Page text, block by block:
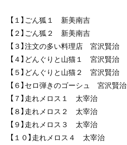
【１】ごん狐１ 新美南吉
【２】ごん狐２ 新美南吉
【３】注文の多い料理店 宮沢賢治
【４】どんぐりと山猫１ 宮沢賢治
【５】どんぐりと山猫２ 宮沢賢治
【６】セロ弾きのゴーシュ 宮沢賢治
【７】走れメロス１ 太宰治
【８】走れメロス２ 太宰治
【９】走れメロス３ 太宰治
【１０】走れメロス４ 太宰治